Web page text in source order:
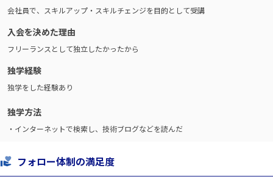
会社員で、スキルアップ・スキルチェンジを目的として受講
入会を決めた理由
フリーランスとして独立したかったから
独学経験
独学をした経験あり
独学方法
・インターネットで検索し、技術ブログなどを読んだ
フォロー体制の満足度